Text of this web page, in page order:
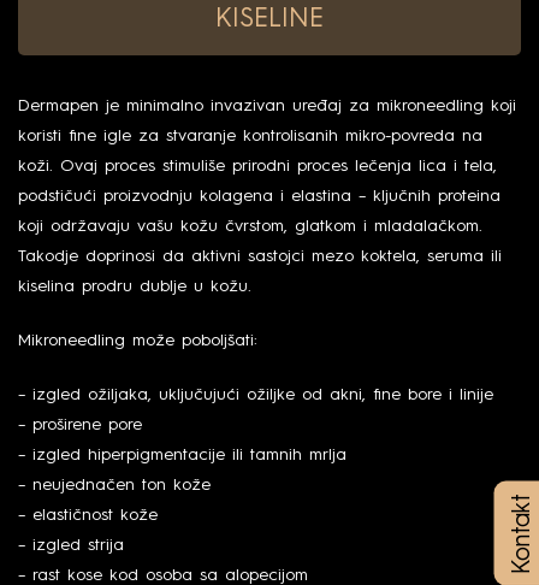
Kontakt
KISELINE
Dermapen je minimalno invazivan uređaj za mikroneedling koji
koristi fine igle za stvaranje kontrolisanih mikro-povreda na
koži. Ovaj proces stimuliše prirodni proces lečenja lica i tela,
podstičući proizvodnju kolagena i elastina – ključnih proteina
koji održavaju vašu kožu čvrstom, glatkom i mladalačkom.
Takodje doprinosi da aktivni sastojci mezo koktela, seruma ili
kiselina prodru dublje u kožu.
Mikroneedling može poboljšati:
– izgled ožiljaka, uključujući ožiljke od akni, fine bore i linije
– proširene pore
– izgled hiperpigmentacije ili tamnih mrlja
– neujednačen ton kože
– elastičnost kože
– izgled strija
– rast kose kod osoba sa alopecijom